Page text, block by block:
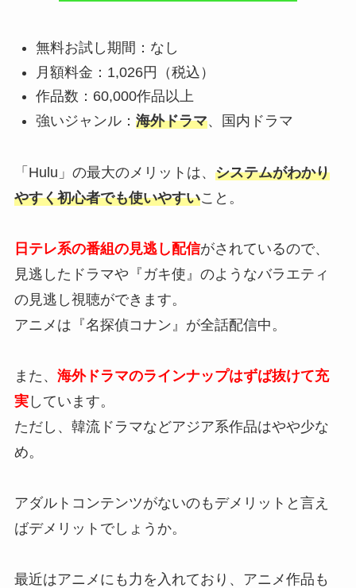
無料お試し期間：なし
月額料金：1,026円（税込）
作品数：60,000作品以上
強いジャンル： 海外ドラマ、国内ドラマ
「Hulu」の最大のメリットは、 システムがわかり
やすく初心者でも使いやすいこと。
日テレ系の番組の見逃し配信がされているので、
見逃したドラマや『ガキ使』のようなバラエティ
の見逃し視聴ができます。
アニメは『名探偵コナン』が全話配信中。
また、 海外ドラマのラインナップはずば抜けて充
実しています。
ただし、韓流ドラマなどアジア系作品はやや少な
め。
アダルトコンテンツがないのもデメリットと言え
ばデメリットでしょうか。
最近はアニメにも力を入れており、アニメ作品も